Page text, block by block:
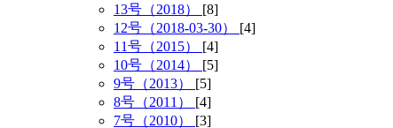
13号（2018） [8]
12号（2018-03-30） [4]
11号（2015） [4]
10号（2014） [5]
9号（2013） [5]
8号（2011） [4]
7号（2010） [3]